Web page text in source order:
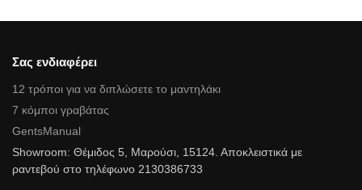
Σας ενδιαφέρει
12 τρόποι για να διπλώσετε το μαντηλάκι
7 κόμποι γραβάτας
GentsManual
Showroom: Θέμιδος 5, Μαρούσι, 15124. Αποκλειστικά με
ραντεβού στο τηλέφωνο 2130386733